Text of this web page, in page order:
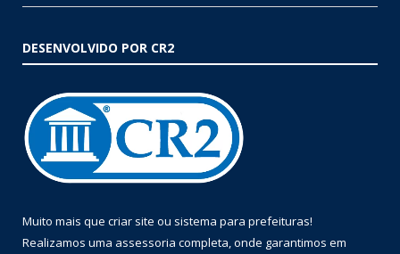
DESENVOLVIDO POR CR2
Muito mais que criar site ou sistema para prefeituras!
Realizamos uma assessoria completa, onde garantimos em